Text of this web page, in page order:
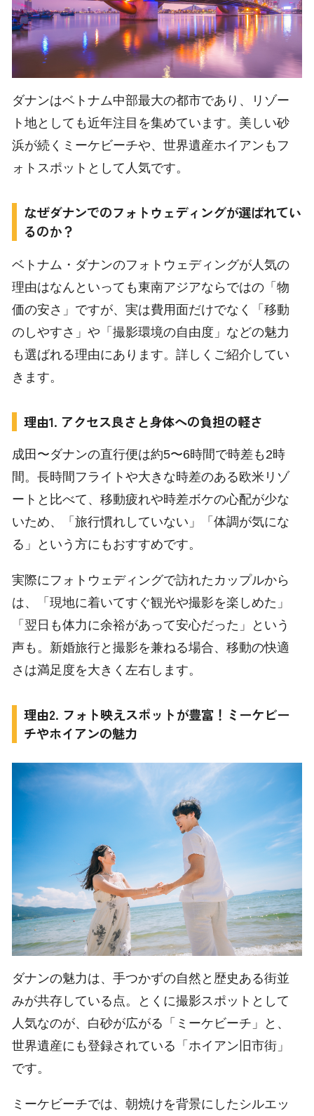
ダナンはベトナム中部最大の都市であり、リゾー
ト地としても近年注目を集めています。美しい砂
浜が続くミーケビーチや、世界遺産ホイアンもフ
ォトスポットとして人気です。
なぜダナンでのフォトウェディングが選ばれてい
るのか？
ベトナム・ダナンのフォトウェディングが人気の
理由はなんといっても東南アジアならではの「物
価の安さ」ですが、実は費用面だけでなく「移動
のしやすさ」や「撮影環境の自由度」などの魅力
も選ばれる理由にあります。詳しくご紹介してい
きます。
理由1. アクセス良さと身体への負担の軽さ
成田〜ダナンの直行便は約5〜6時間で時差も2時
間。長時間フライトや大きな時差のある欧米リゾ
ートと比べて、移動疲れや時差ボケの心配が少な
いため、「旅行慣れしていない」「体調が気にな
る」という方にもおすすめです。
実際にフォトウェディングで訪れたカップルから
は、「現地に着いてすぐ観光や撮影を楽しめた」
「翌日も体力に余裕があって安心だった」という
声も。新婚旅行と撮影を兼ねる場合、移動の快適
さは満足度を大きく左右します。
理由2. フォト映えスポットが豊富！ミーケビー
チやホイアンの魅力
ダナンの魅力は、手つかずの自然と歴史ある街並
みが共存している点。とくに撮影スポットとして
人気なのが、白砂が広がる「ミーケビーチ」と、
世界遺産にも登録されている「ホイアン旧市街」
です。
ミーケビーチでは、朝焼けを背景にしたシルエッ